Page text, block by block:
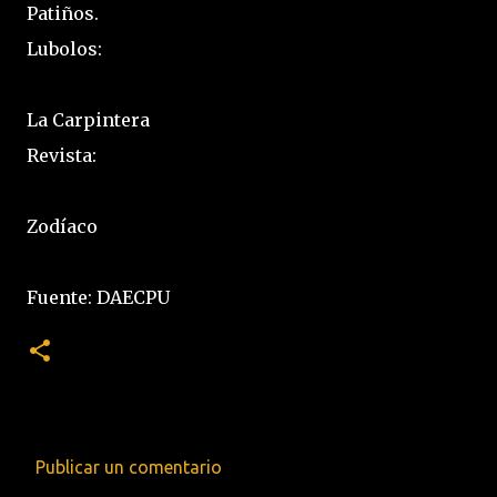
Patiños.
Lubolos:
La Carpintera
Revista:
Zodíaco
Fuente: DAECPU
Publicar un comentario